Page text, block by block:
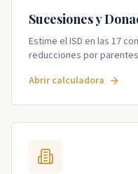
Sucesiones y
Estime el ISD en las 17
reducciones por
Abrir calculadora